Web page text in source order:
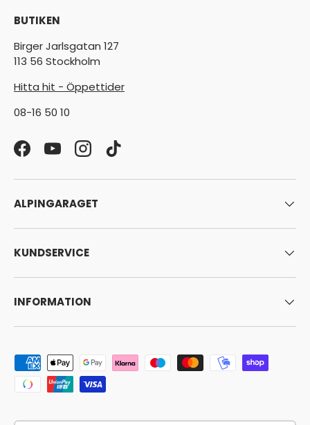
BUTIKEN
Birger Jarlsgatan 127
113 56 Stockholm
Hitta hit - Öppettider
08-16 50 10
FacebookYouTubeInstagram
TikTok
ALPINGARAGET
KUNDSERVICE
INFORMATION
Godkända betalningsmetoder